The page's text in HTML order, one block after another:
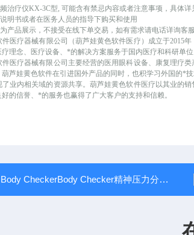
治疗仪KX-3C型, 可能含有禁忌内容或者注意事项，具体详
明书或者在医务人员的指导下购买和使用
产品展示，不接受在线下单交易，如有需求请电话详询客服
件医疗器械有限公司（葫芦娃黄色软件医疗）成立于2015
理念、医疗设备、*的解决方案服务于国内医疗和科研单
件医疗器械有限公司主要经营的医用眼科设备、康复理疗
芦娃黄色软件在引进国外产品的同时，也积学习外国的*
业内相关域的资源共享。葫芦娃黄色软件医疗以其业的
的信誉、*的服务也赢得了广大客户的支持和信赖。
Body CheckerBody Checker精神压力分析仪